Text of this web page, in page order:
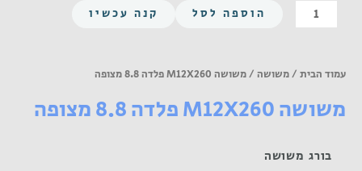
כמות
של
M12X260
8.8
הוספה לסל קנה עכשיו
עמוד הבית /משושה / משושה M12X260 פלדה 8.8 מצופה
משושה M12X260 פלדה 8.8 מצופה
בורג משושה